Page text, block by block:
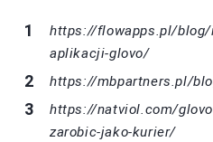
https://flowapps.pl/blog/
aplikacji-glovo/
https://mbpartners.pl/
https://natviol.com/
zarobic-jako-kurier/